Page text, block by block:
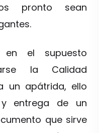
pronto sean
el supuesto
la Calidad
un apátrida, ello
entrega de un
que sirve